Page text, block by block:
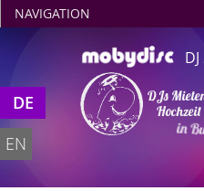
DJs
Hochzeit
in
NAVIGATION
DE
EN